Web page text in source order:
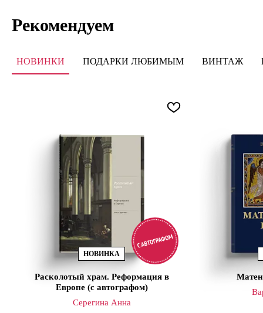
Рекомендуем
НОВИНКИ ПОДАРКИ ЛЮБИМЫМ ВИНТАЖ
НОВИНКА
Расколотый храм. Реформация в
Европе (с автографом)
Серегина Анна